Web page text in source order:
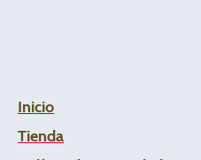
Inicio
Tienda